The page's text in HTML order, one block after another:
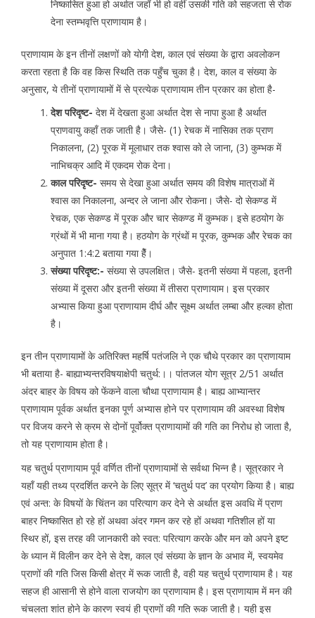
निष्कासित हुआ हो अर्थात जहाँ भी हो वहीं उसकी गति को सहजता से रोक
देना स्तम्भवृत्ति प्राणायाम है।
प्राणायाम के इन तीनों लक्षणों को योगी देश, काल एवं संख्या के द्वारा अवलोकन
करता रहता है कि वह किस स्थिति तक पहुँच चुका है। देश, काल व संख्या के
अनुसार, ये तीनों प्राणायामों में से प्रत्येक प्राणायाम तीन प्रकार का होता है-
देश परिदृष्ट- देश में देखता हुआ अर्थात देश से नापा हुआ है अर्थात
प्राणवायु कहाँ तक जाती है। जैसे- (1) रेचक में नासिका तक प्राण
निकालना, (2) पूरक में मूलाधार तक श्वास को ले जाना, (3) कुम्भक में
नाभिचक्र आदि में एकदम रोक देना।
काल परिदृष्ट- समय से देखा हुआ अर्थात समय की विशेष मात्राओं में
श्वास का निकालना, अन्दर ले जाना और रोकना। जैसे- दो सेकण्ड में
रेचक, एक सेकण्ड में पूरक और चार सेकण्ड में कुम्भक। इसे हठयोग के
ग्रंथों में भी माना गया है। हठयोग के ग्रंथों म पूरक, कुम्भक और रेचक का
अनुपात 1:4:2 बताया गया हैें।
संख्या परिदृष्ट:- संख्या से उपलक्षित। जैसे- इतनी संख्या में पहला, इतनी
संख्या में दूसरा और इतनी संख्या में तीसरा प्राणायाम। इस प्रकार
अभ्यास किया हुआ प्राणायाम दीर्घ और सूक्ष्म अर्थात लम्बा और हल्का होता
है।
इन तीन प्राणायामों के अतिरिक्त महर्षि पतंजलि ने एक चौथे प्रकार का प्राणायाम
भी बताया है- बाह्याभ्यन्तरविषयाक्षेपी चतुर्थ:।। पांतजल योग सूत्र 2/51 अर्थात
अंदर बाहर के विषय को फेंकने वाला चौथा प्राणायाम है। बाह्य आभ्यान्तर
प्राणायाम पूर्वक अर्थात इनका पूर्ण अभ्यास होने पर प्राणायाम की अवस्था विशेष
पर विजय करने से क्रम से दोनों पूर्वोक्त प्राणायामों की गति का निरोध हो जाता है,
तो यह प्राणायाम होता है।
यह चतुर्थ प्राणायाम पूर्व वर्णित तीनों प्राणायामों से सर्वथा भिन्न है। सूत्रकार ने
यहॉं यही तथ्य प्रदर्शित करने के लिए सूत्र में ‘चतुर्थ पद’ का प्रयोग किया है। बाह्य
एवं अन्त: के विषयों के चिंतन का परित्याग कर देने से अर्थात इस अवधि में प्राण
बाहर निष्कासित हो रहे हों अथवा अंदर गमन कर रहे हों अथवा गतिशील हों या
स्थिर हों, इस तरह की जानकारी को स्वत: परित्याग करके और मन को अपने इष्ट
के ध्यान में विलीन कर देने से देश, काल एवं संख्या के ज्ञान के अभाव में, स्वयमेव
प्राणों की गति जिस किसी क्षेत्र में रूक जाती है, वही यह चतुर्थ प्राणायाम है। यह
सहज ही आसानी से होने वाला राजयोग का प्राणायाम है। इस प्राणायाम में मन की
चंचलता शांत होने के कारण स्वयं ही प्राणों की गति रूक जाती है। यही इस